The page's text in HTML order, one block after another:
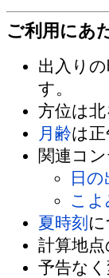
ご利用にあ
出入り
す。
方位は
月齢は正
関連コ
日
こよ
夏時刻
計算地
予告な